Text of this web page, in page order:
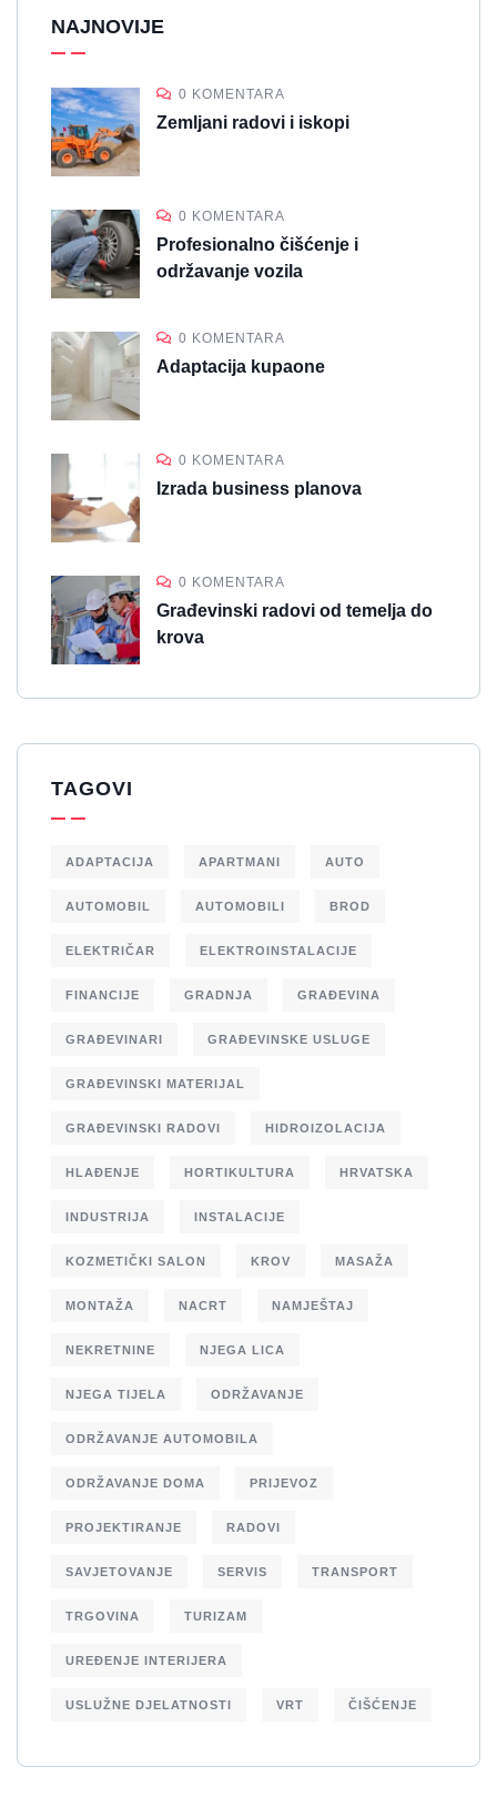
NAJNOVIJE
0 KOMENTARA
Zemljani radovi i iskopi
0 KOMENTARA
Profesionalno čišćenje i
održavanje vozila
0 KOMENTARA
Adaptacija kupaone
0 KOMENTARA
Izrada business planova
0 KOMENTARA
Građevinski radovi od temelja do
krova
TAGOVI
ADAPTACIJA APARTMANI AUTO
AUTOMOBIL AUTOMOBILI BROD
ELEKTRIČAR ELEKTROINSTALACIJE
FINANCIJE GRADNJA GRAĐEVINA
GRAĐEVINARI GRAĐEVINSKE USLUGE
GRAĐEVINSKI MATERIJAL
GRAĐEVINSKI RADOVI HIDROIZOLACIJA
HLAĐENJE HORTIKULTURA HRVATSKA
INDUSTRIJA INSTALACIJE
KOZMETIČKI SALON KROV MASAŽA
MONTAŽA NACRT NAMJEŠTAJ
NEKRETNINE NJEGA LICA
NJEGA TIJELA ODRŽAVANJE
ODRŽAVANJE AUTOMOBILA
ODRŽAVANJE DOMA PRIJEVOZ
PROJEKTIRANJE RADOVI
SAVJETOVANJE SERVIS TRANSPORT
TRGOVINA TURIZAM
UREĐENJE INTERIJERA
USLUŽNE DJELATNOSTI VRT ČIŠĆENJE